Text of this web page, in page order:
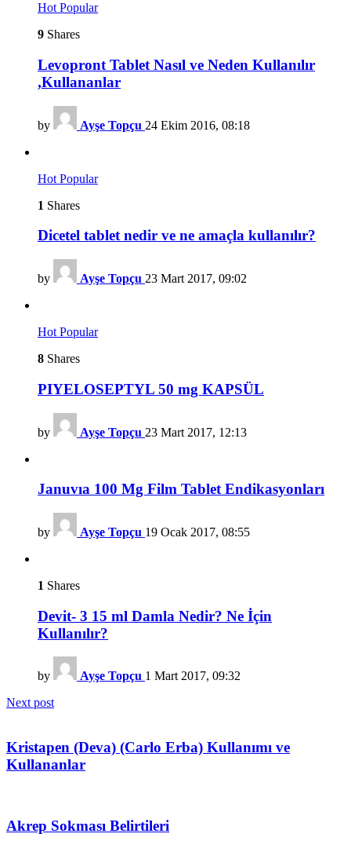
Hot Popular
9 Shares
Levopront Tablet Nasıl ve Neden Kullanılır
,Kullananlar
by Ayşe Topçu 24 Ekim 2016, 08:18
Hot Popular
1 Shares
Dicetel tablet nedir ve ne amaçla kullanılır?
by Ayşe Topçu 23 Mart 2017, 09:02
Hot Popular
8 Shares
PIYELOSEPTYL 50 mg KAPSÜL
by Ayşe Topçu 23 Mart 2017, 12:13
Januvıa 100 Mg Film Tablet Endikasyonları
by Ayşe Topçu 19 Ocak 2017, 08:55
1 Shares
Devit- 3 15 ml Damla Nedir? Ne İçin
Kullanılır?
by Ayşe Topçu 1 Mart 2017, 09:32
Next post
Kristapen (Deva) (Carlo Erba) Kullanımı ve
Kullananlar
Akrep Sokması Belirtileri